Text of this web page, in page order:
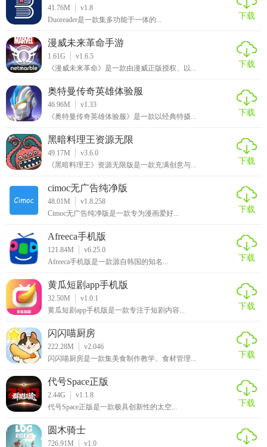
41.76M
v1.8
Duoreader是一款集多功能于一体的...
下载
漫威未来革命手游
1.61G
v1.6.5
《漫威未来革命》是一款由漫威正版授权、以...
下载
奥特曼传奇英雄体验服
46.96M
v1.33
《奥特曼传奇英雄体验服》是一款以经典特摄...
下载
黑暗料理王资源无限
49.17M
v3.6.0
《黑暗料理王》资源无限版是一款充满创意与...
下载
cimoc无广告纯净版
48.01M
v1.8.258
Cimoc无广告纯净版是一款专为漫画爱好...
下载
Afreeca手机版
121.84M
v6.25.0
Afreeca手机版是一款源自韩国的知名...
下载
黄瓜短剧app手机版
32.50M
v1.0.1
黄瓜短剧app手机版是一款专注于短剧内容...
下载
闪闪喵厨房
222.28M
v2.046
闪闪喵厨房是一款集美食制作教学、食材管理...
下载
代号Space正版
2.44G
v1.1.8
代号Space正版是一款极具创新性的太空...
下载
圆木骑士
726.91M v1.0